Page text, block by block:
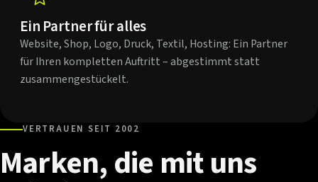
Ein Partner für alles
Website, Shop, Logo, Druck, Textil, Hosting: Ein Partner
für Ihren kompletten Auftritt – abgestimmt statt
zusammengestückelt.
VERTRAUEN SEIT 2002
Marken,die mituns